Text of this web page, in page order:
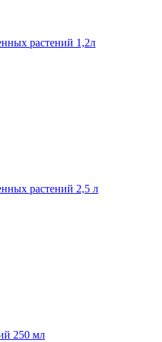
растений 1,2л
растений 2,5 л
250 мл